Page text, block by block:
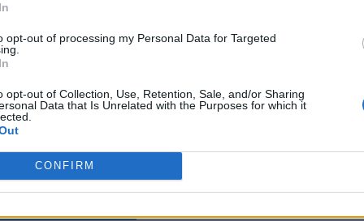
opt-out of processing my Personal Data for Targeted
opt-out of Collection, Use, Retention, Sale, and/or Sharing
Data that Is Unrelated with the Purposes for which it
CONFIRM
sembra pentita di quello che ha fatto anche
insieme, peccato però che faccia
a detta di quest’ultima. Riuscirà a
delle puntate precedenti
riassunto
riassunto